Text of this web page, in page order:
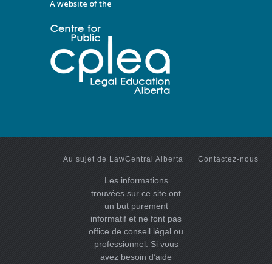
A website of the
Au sujet de LawCentral Alberta Contactez-nous
Les informations
trouvées sur ce site ont
un but purement
informatif et ne font pas
office de conseil légal ou
professionnel. Si vous
avez besoin d’aide